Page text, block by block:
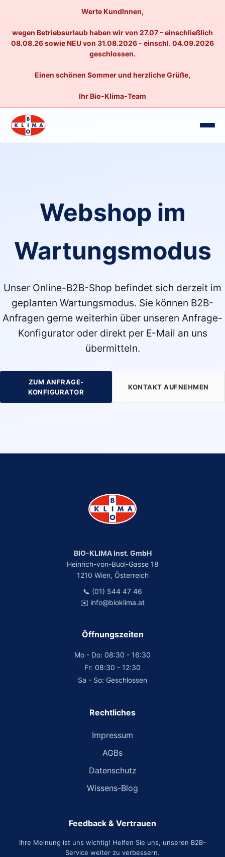
Werte KundInnen,
wegen Betriebsurlaub haben wir von 27.07 – einschließlich
08.08.26 sowie NEU von 31.08.2026 - einschl. 04.09.2026
geschlossen.
Einen schönen Sommer und herzliche Grüße,
Ihr Bio-Klima-Team
Webshop im
Wartungsmodus
Unser Online-B2B-Shop befindet sich derzeit im
geplanten Wartungsmodus. Sie können B2B-
Anfragen gerne weiterhin über unseren Anfrage-
Konfigurator oder direkt per E-Mail an uns
übermitteln.
ZUM ANFRAGE-
KONFIGURATOR
KONTAKT AUFNEHMEN
BIO-KLIMA Inst. GmbH
Heinrich-von-Buol-Gasse 18
1210 Wien, Österreich
📞 (01) 544 47 46
✉️ info@bioklima.at
Öffnungszeiten
Mo - Do: 08:30 - 16:30
Fr: 08:30 - 12:30
Sa - So: Geschlossen
Rechtliches
Impressum
AGBs
Datenschutz
Wissens-Blog
Feedback & Vertrauen
Ihre Meinung ist uns wichtig! Helfen Sie uns, unseren B2B-
Service weiter zu verbessern.